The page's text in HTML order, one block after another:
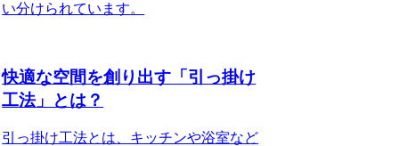
い分けられています。
快適な空間を創り出す「引っ掛け
工法」とは？
引っ掛け工法とは、キッチンや浴室など